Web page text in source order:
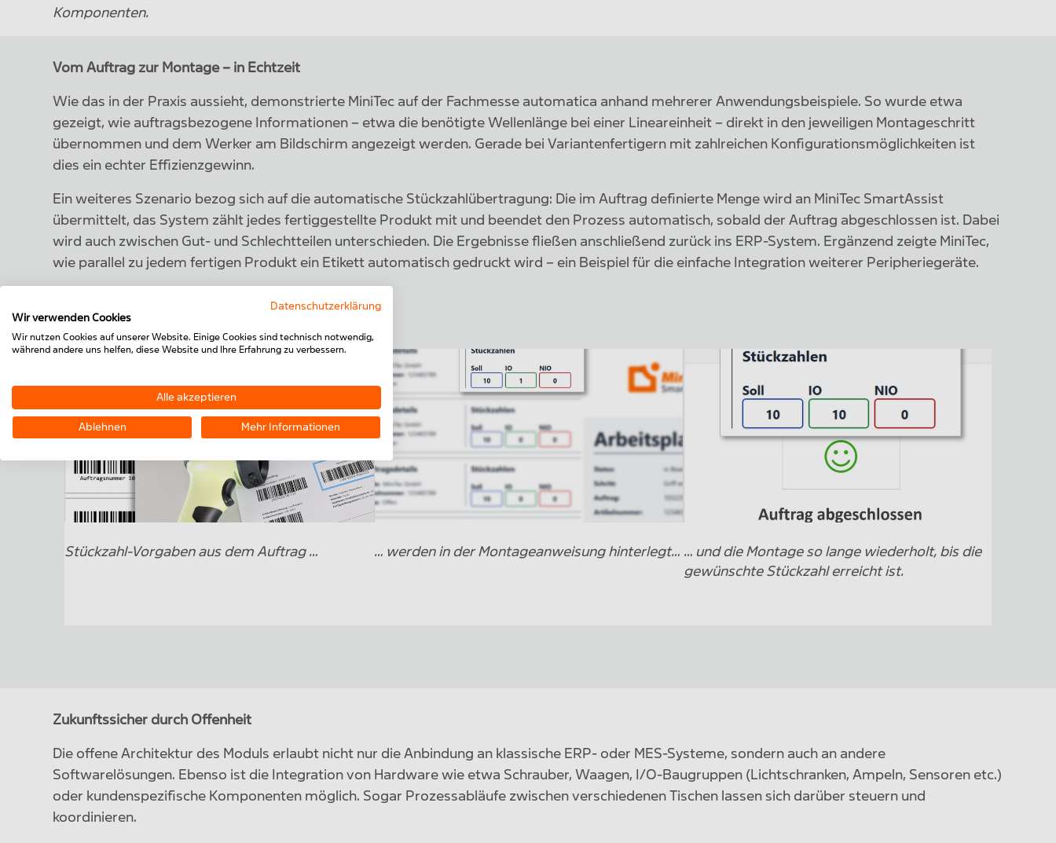
Komponenten.
Vom Auftrag zur Montage – in Echtzeit
Wie das in der Praxis aussieht, demonstrierte MiniTec auf der Fachmesse automatica anhand mehrerer Anwendungsbeispiele. So wurde etwa
gezeigt, wie auftragsbezogene Informationen – etwa die benötigte Wellenlänge bei einer Lineareinheit – direkt in den jeweiligen Montageschritt
übernommen und dem Werker am Bildschirm angezeigt werden. Gerade bei Variantenfertigern mit zahlreichen Konfigurationsmöglichkeiten ist
dies ein echter Effizienzgewinn.
Ein weiteres Szenario bezog sich auf die automatische Stückzahlübertragung: Die im Auftrag definierte Menge wird an MiniTec SmartAssist
übermittelt, das System zählt jedes fertiggestellte Produkt mit und beendet den Prozess automatisch, sobald der Auftrag abgeschlossen ist. Dabei
wird auch zwischen Gut- und Schlechtteilen unterschieden. Die Ergebnisse fließen anschließend zurück ins ERP-System. Ergänzend zeigte MiniTec,
wie parallel zu jedem fertigen Produkt ein Etikett automatisch gedruckt wird – ein Beispiel für die einfache Integration weiterer Peripheriegeräte.
Stückzahl-Vorgaben aus dem Auftrag … … werden in der Montageanweisung hinterlegt… … und die Montage so lange wiederholt, bis die
gewünschte Stückzahl erreicht ist.
Zukunftssicher durch Offenheit
Die offene Architektur des Moduls erlaubt nicht nur die Anbindung an klassische ERP- oder MES-Systeme, sondern auch an andere
Softwarelösungen. Ebenso ist die Integration von Hardware wie etwa Schrauber, Waagen, I/O-Baugruppen (Lichtschranken, Ampeln, Sensoren etc.)
oder kundenspezifische Komponenten möglich. Sogar Prozessabläufe zwischen verschiedenen Tischen lassen sich darüber steuern und
koordinieren.
Datenschutzerklärung
Wir verwenden Cookies
Wir nutzen Cookies auf unserer Website. Einige Cookies sind technisch notwendig,
während andere uns helfen, diese Website und Ihre Erfahrung zu verbessern.
Alle akzeptieren
Ablehnen Mehr Informationen